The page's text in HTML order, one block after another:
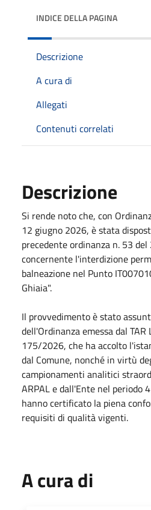
INDICE DELLA PAGINA
Descrizione
A cura di
Allegati
Contenuti correlati
Descrizione
Si rende noto che, con
12 giugno 2026, è stata
precedente ordinanza n. 53
concernente l'interdizione
balneazione nel Punto
Ghiaia".
Il provvedimento è stato
dell'Ordinanza emessa dal TAR
175/2026, che ha accolto
dal Comune, nonché in virtù
campionamenti analitici
ARPAL e dall'Ente nel periodo
hanno certificato la piena
requisiti di qualità vigenti.
A cura di